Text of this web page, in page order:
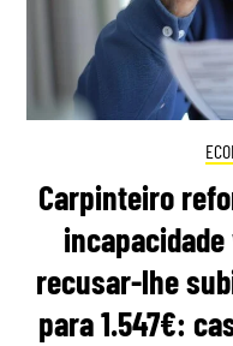
Carpinteiro
incapacidade
recusar-lhe
para 1.547€: